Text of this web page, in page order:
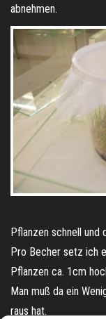
abnehmen.
Pflanzen schnell und
Pro Becher setz ich
Pflanzen ca. 1cm
Man muß da ein
raus hat.